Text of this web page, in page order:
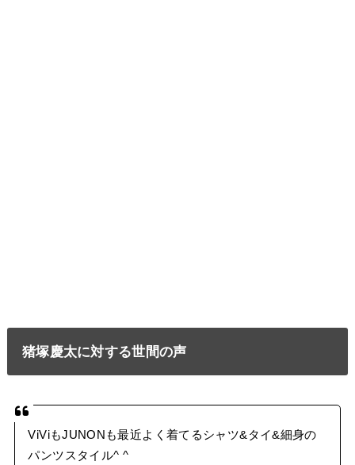
猪塚慶太に対する世間の声
ViViもJUNONも最近よく着てるシャツ&タイ&細身の
パンツスタイル^ ^